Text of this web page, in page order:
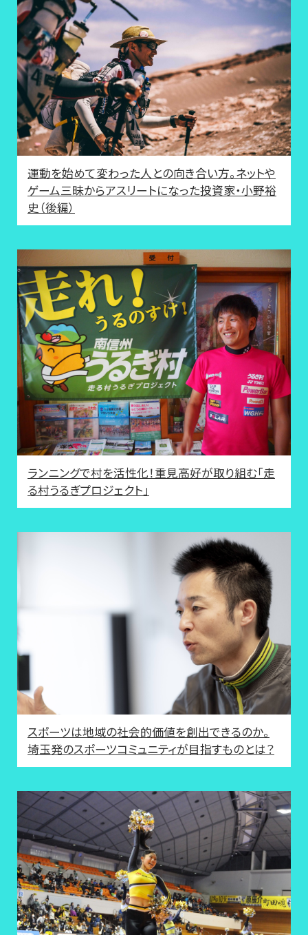
運動を始めて変わった人との向き合い方。ネットや
ゲーム三昧からアスリートになった投資家・小野裕
史（後編）
ランニングで村を活性化！重見高好が取り組む「走
る村うるぎプロジェクト」
スポーツは地域の社会的価値を創出できるのか。
埼玉発のスポーツコミュニティが目指すものとは？